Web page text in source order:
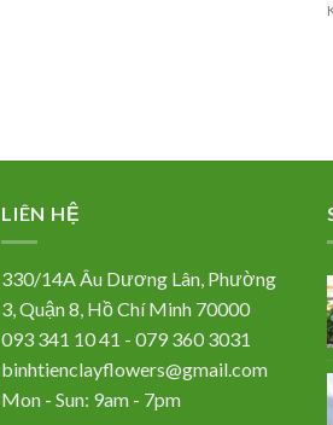
LIÊN HỆ
330/14A Âu Dương Lân, Phường
3, Quận 8, Hồ Chí Minh 70000
093 341 10 41 - 079 360 3031
binhtienclayflowers@gmail.com
Mon - Sun: 9am - 7pm